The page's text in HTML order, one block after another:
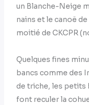
un Blanche-Neige
nains et le canoë
moitié de CKCPR
Quelques fines
bancs comme des
de triche, les petits
font reculer la